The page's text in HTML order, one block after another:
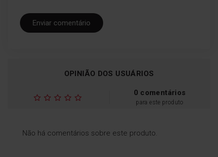
Enviar comentário
OPINIÃO DOS USUÁRIOS
0 comentários
para este produto
Não há comentários sobre este produto.